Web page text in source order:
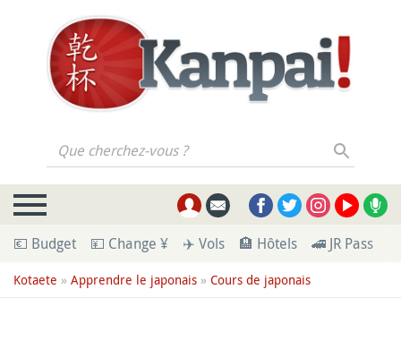
Que cherchez-vous ?
💶 Budget 💴 Change ¥ ✈️ Vols 🏨 Hôtels 🚄 JR Pass
Kotaete » Apprendre le japonais » Cours de japonais